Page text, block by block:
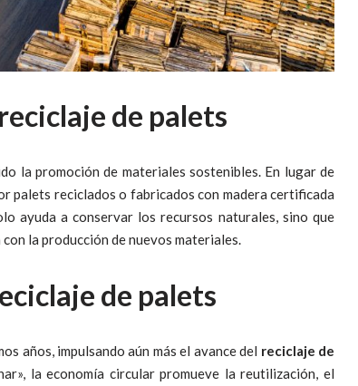
de palets
la promoción de materiales sostenibles. En lugar de
palets reciclados o fabricados con madera certificada
ayuda a conservar los recursos naturales, sino que
la producción de nuevos materiales.
de palets
años, impulsando aún más el avance del reciclaje de
la economía circular promueve la reutilización, el